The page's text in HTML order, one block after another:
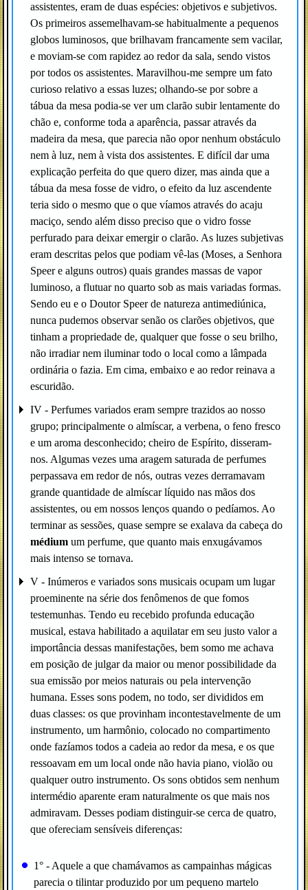
assistentes, eram de duas espécies: objetivos e subjetivos.
Os primeiros assemelhavam-se habitualmente a pequenos
globos luminosos, que brilhavam francamente sem vacilar,
e moviam-se com rapidez ao redor da sala, sendo vistos
por todos os assistentes. Maravilhou-me sempre um fato
curioso relativo a essas luzes; olhando-se por sobre a
tábua da mesa podia-se ver um clarão subir lentamente do
chão e, conforme toda a aparência, passar através da
madeira da mesa, que parecia não opor nenhum obstáculo
nem à luz, nem à vista dos assistentes. E difícil dar uma
explicação perfeita do que quero dizer, mas ainda que a
tábua da mesa fosse de vidro, o efeito da luz ascendente
teria sido o mesmo que o que víamos através do acaju
maciço, sendo além disso preciso que o vidro fosse
perfurado para deixar emergir o clarão. As luzes subjetivas
eram descritas pelos que podiam vê-las (Moses, a Senhora
Speer e alguns outros) quais grandes massas de vapor
luminoso, a flutuar no quarto sob as mais variadas formas.
Sendo eu e o Doutor Speer de natureza antimediúnica,
nunca pudemos observar senão os clarões objetivos, que
tinham a propriedade de, qualquer que fosse o seu brilho,
não irradiar nem iluminar todo o local como a lâmpada
ordinária o fazia. Em cima, embaixo e ao redor reinava a
escuridão.
IV - Perfumes variados eram sempre trazidos ao nosso
grupo; principalmente o almíscar, a verbena, o feno fresco
e um aroma desconhecido; cheiro de Espírito, disseram-
nos. Algumas vezes uma aragem saturada de perfumes
perpassava em redor de nós, outras vezes derramavam
grande quantidade de almíscar líquido nas mãos dos
assistentes, ou em nossos lenços quando o pedíamos. Ao
terminar as sessões, quase sempre se exalava da cabeça do
médium um perfume, que quanto mais enxugávamos
mais intenso se tornava.
V - Inúmeros e variados sons musicais ocupam um lugar
proeminente na série dos fenômenos de que fomos
testemunhas. Tendo eu recebido profunda educação
musical, estava habilitado a aquilatar em seu justo valor a
importância dessas manifestações, bem somo me achava
em posição de julgar da maior ou menor possibilidade da
sua emissão por meios naturais ou pela intervenção
humana. Esses sons podem, no todo, ser divididos em
duas classes: os que provinham incontestavelmente de um
instrumento, um harmônio, colocado no compartimento
onde fazíamos todos a cadeia ao redor da mesa, e os que
ressoavam em um local onde não havia piano, violão ou
qualquer outro instrumento. Os sons obtidos sem nenhum
intermédio aparente eram naturalmente os que mais nos
admiravam. Desses podiam distinguir-se cerca de quatro,
que ofereciam sensíveis diferenças:
1° - Aquele a que chamávamos as campainhas mágicas
parecia o tilintar produzido por um pequeno martelo